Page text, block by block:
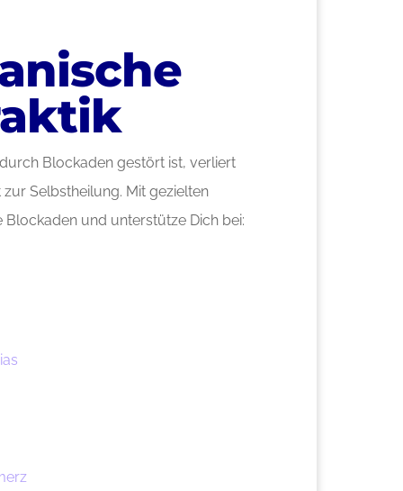
Blockaden gestört ist, verliert
zur Selbstheilung. Mit gezielten
und unterstütze Dich bei: